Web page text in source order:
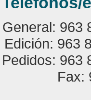
General: 963
Edición: 963
Pedidos: 963
Fax: